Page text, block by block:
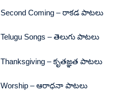
Second Coming – రాకడ పాటలు
Telugu Songs – తెలుగు పాటలు
Thanksgiving – కృతజ్ఞత పాటలు
Worship – ఆరాధనా పాటలు